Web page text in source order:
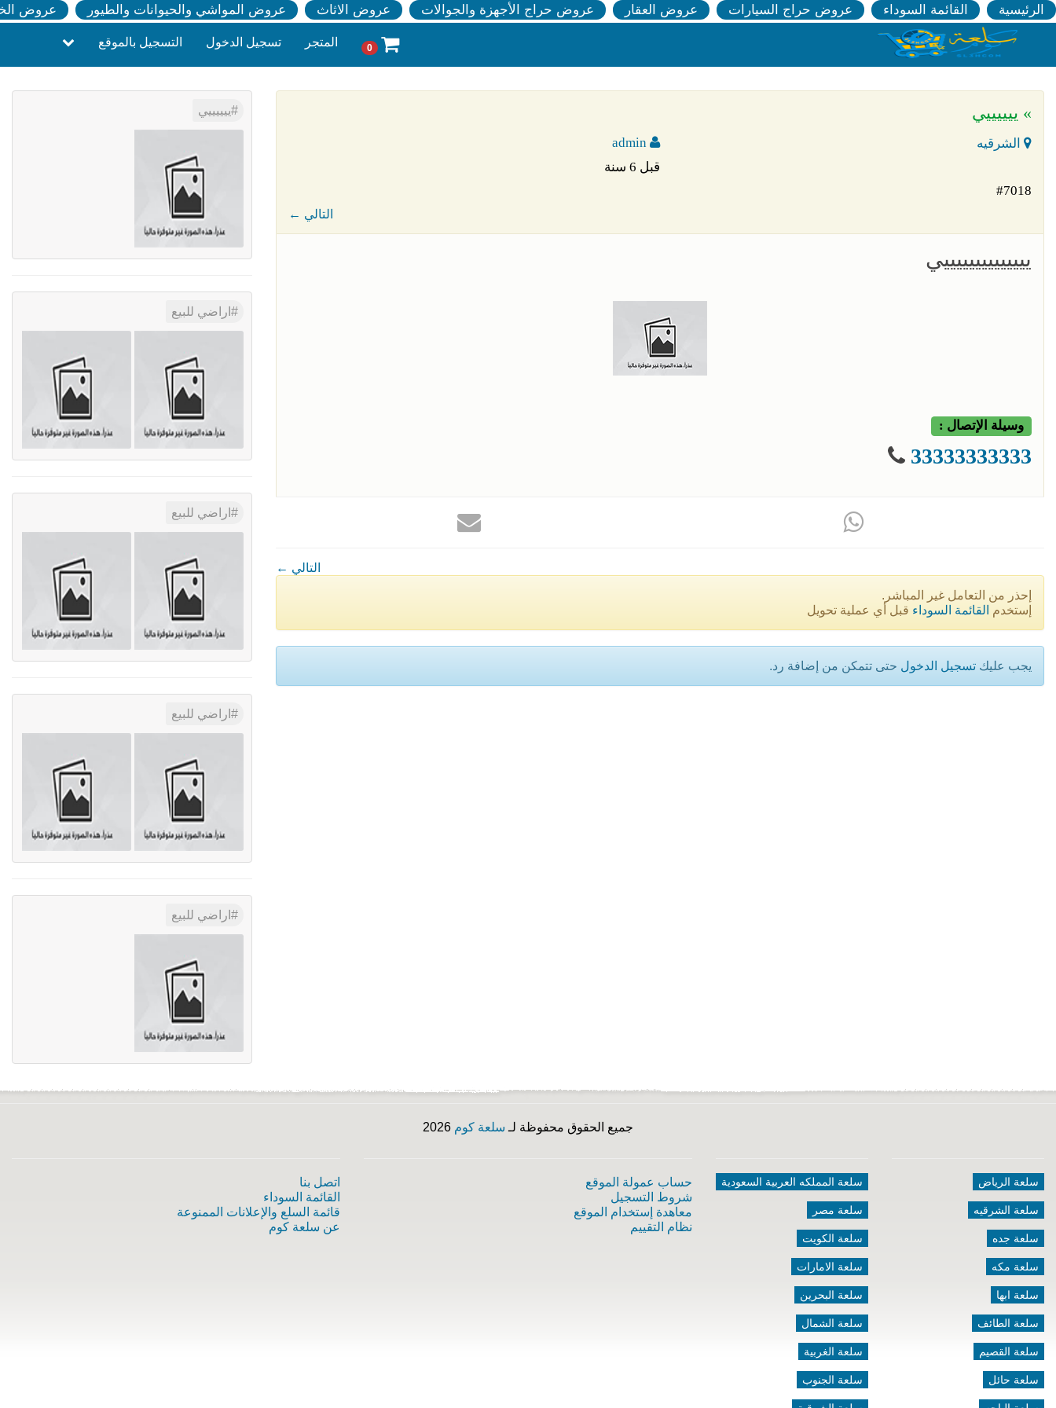
الرئيسية القائمة السوداء عروض حراج السيارات عروض العقار عروض حراج الأجهزة والجوالات عروض الاثاث عروض المواشي والحيوانات والطيور عروض
0 المتجر تسجيل الدخول التسجيل بالموقع
» ييييييي
الشرقيه
قبل 6 سنة
#7018
← التالي
ييييييييييييييي
وسيلة الإتصال :
33333333333
← التالي
إحذر من التعامل غير المباشر.
إستخدم القائمة السوداء قبل أي عملية تحويل
يجب عليك تسجيل الدخول حتى تتمكن من إضافة رد.
ييييييي
اراضي للبيع
اراضي للبيع
اراضي للبيع
اراضي للبيع
جميع الحقوق محفوظة لـ سلعة كوم
سلعة الرياض
سلعة الشرقيه
سلعة جده
سلعة مكه
سلعة ابها
سلعة الطائف
سلعة القصيم
سلعة حائل
سلعة المملكه العربية السعودية
سلعة مصر
سلعة الكويت
سلعة الامارات
سلعة البحرين
سلعة الشمال
سلعة الغربية
سلعة الجنوب
حساب عمولة الموقع
شروط التسجيل
معاهدة إستخدام الموقع
نظام التقييم
اتصل بنا
القائمة السوداء
قائمة السلع والإعلانات الممنوعة
عن سلعة كوم